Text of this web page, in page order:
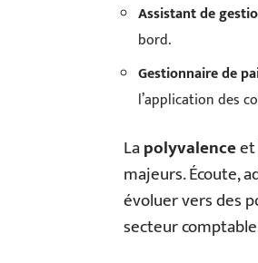
Assistant de
bord.
Gestionnaire de
l’application des
Lapolyvalence
majeurs. Écoute,
évoluer vers des
secteur